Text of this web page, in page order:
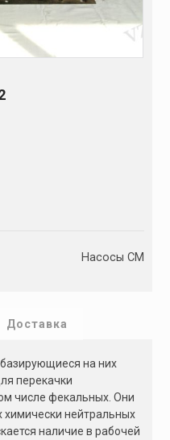
Насосы СМ
Доставка
на них
перекачки
числе фекальных. Они
нейтральных
наличие в рабочей